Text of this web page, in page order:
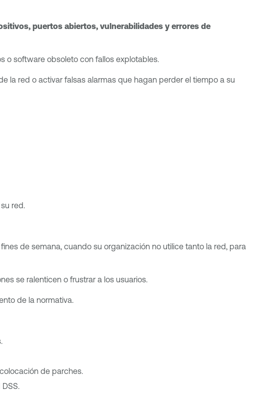
puertos abiertos, vulnerabilidades y errores de
o software obsoleto con fallos explotables.
la red o activar falsas alarmas que hagan perder el tiempo a su
red.
de semana, cuando su organización no utilice tanto la red, para
se ralenticen o frustrar a los usuarios.
de la normativa.
de parches.